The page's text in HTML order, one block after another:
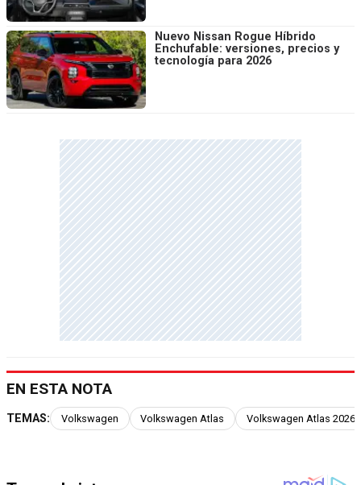
Nuevo Nissan Rogue Híbrido
Enchufable: versiones, precios y
tecnología para 2026
EN ESTA NOTA
TEMAS: Volkswagen Volkswagen Atlas Volkswagen Atlas 2026